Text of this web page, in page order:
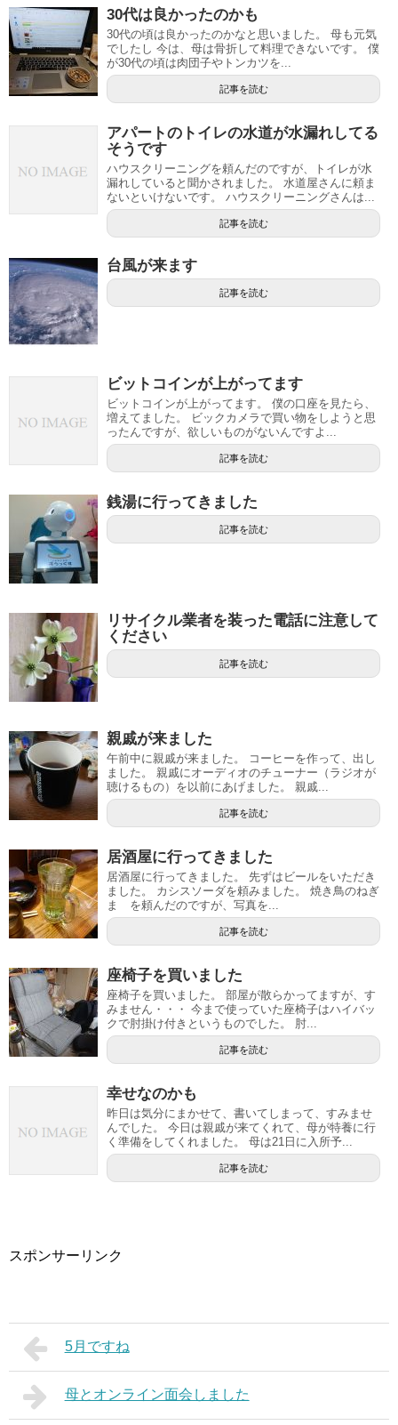
30代は良かったのかも
30代の頃は良かったのかなと思いました。 母も元気
でしたし 今は、母は骨折して料理できないです。 僕
が30代の頃は肉団子やトンカツを...
記事を読む
アパートのトイレの水道が水漏れしてる
そうです
ハウスクリーニングを頼んだのですが、トイレが水
漏れしていると聞かされました。 水道屋さんに頼ま
ないといけないです。 ハウスクリーニングさんは...
記事を読む
台風が来ます
記事を読む
ビットコインが上がってます
ビットコインが上がってます。 僕の口座を見たら、
増えてました。 ビックカメラで買い物をしようと思
ったんですが、欲しいものがないんですよ...
記事を読む
銭湯に行ってきました
記事を読む
リサイクル業者を装った電話に注意して
ください
記事を読む
親戚が来ました
午前中に親戚が来ました。 コーヒーを作って、出し
ました。 親戚にオーディオのチューナー（ラジオが
聴けるもの）を以前にあげました。 親戚...
記事を読む
居酒屋に行ってきました
居酒屋に行ってきました。 先ずはビールをいただき
ました。 カシスソーダを頼みました。 焼き鳥のねぎ
ま を頼んだのですが、写真を...
記事を読む
座椅子を買いました
座椅子を買いました。 部屋が散らかってますが、す
みません・・・ 今まで使っていた座椅子はハイバッ
クで肘掛け付きというものでした。 肘...
記事を読む
幸せなのかも
昨日は気分にまかせて、書いてしまって、すみませ
んでした。 今日は親戚が来てくれて、母が特養に行
く準備をしてくれました。 母は21日に入所予...
記事を読む
スポンサーリンク
5月ですね
母とオンライン面会しました